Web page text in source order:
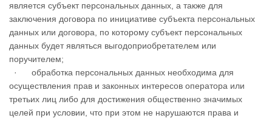
является субъект персональных данных, а также для
заключения договора по инициативе субъекта персональных
данных или договора, по которому субъект персональных
данных будет являться выгодоприобретателем или
поручителем;
· обработка персональных данных необходима для
осуществления прав и законных интересов оператора или
третьих лиц либо для достижения общественно значимых
целей при условии, что при этом не нарушаются права и